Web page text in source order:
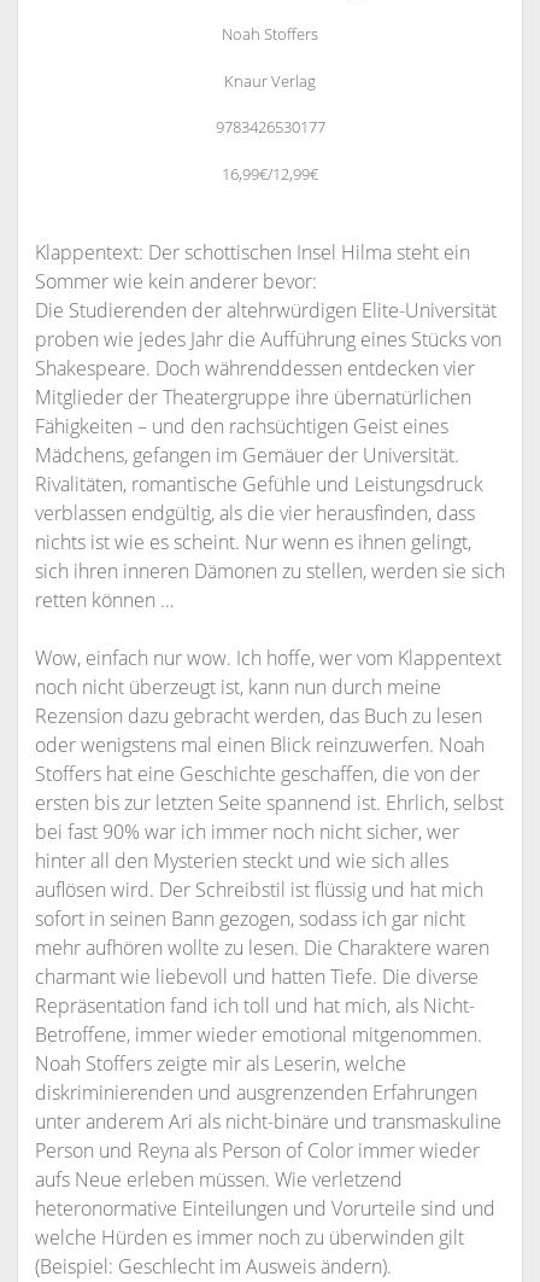
Noah Stoffers
Knaur Verlag
9783426530177
16,99€/12,99€
Klappentext: Der schottischen Insel Hilma steht ein
Sommer wie kein anderer bevor:
Die Studierenden der altehrwürdigen Elite-Universität
proben wie jedes Jahr die Aufführung eines Stücks von
Shakespeare. Doch währenddessen entdecken vier
Mitglieder der Theatergruppe ihre übernatürlichen
Fähigkeiten – und den rachsüchtigen Geist eines
Mädchens, gefangen im Gemäuer der Universität.
Rivalitäten, romantische Gefühle und Leistungsdruck
verblassen endgültig, als die vier herausfinden, dass
nichts ist wie es scheint. Nur wenn es ihnen gelingt,
sich ihren inneren Dämonen zu stellen, werden sie sich
retten können …
Wow, einfach nur wow. Ich hoffe, wer vom Klappentext
noch nicht überzeugt ist, kann nun durch meine
Rezension dazu gebracht werden, das Buch zu lesen
oder wenigstens mal einen Blick reinzuwerfen. Noah
Stoffers hat eine Geschichte geschaffen, die von der
ersten bis zur letzten Seite spannend ist. Ehrlich, selbst
bei fast 90% war ich immer noch nicht sicher, wer
hinter all den Mysterien steckt und wie sich alles
auflösen wird. Der Schreibstil ist flüssig und hat mich
sofort in seinen Bann gezogen, sodass ich gar nicht
mehr aufhören wollte zu lesen. Die Charaktere waren
charmant wie liebevoll und hatten Tiefe. Die diverse
Repräsentation fand ich toll und hat mich, als Nicht-
Betroffene, immer wieder emotional mitgenommen.
Noah Stoffers zeigte mir als Leserin, welche
diskriminierenden und ausgrenzenden Erfahrungen
unter anderem Ari als nicht-binäre und transmaskuline
Person und Reyna als Person of Color immer wieder
aufs Neue erleben müssen. Wie verletzend
heteronormative Einteilungen und Vorurteile sind und
welche Hürden es immer noch zu überwinden gilt
(Beispiel: Geschlecht im Ausweis ändern).